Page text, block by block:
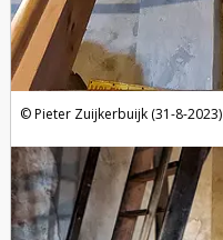
Pieter Zuijkerbuijk (31-8-2023)